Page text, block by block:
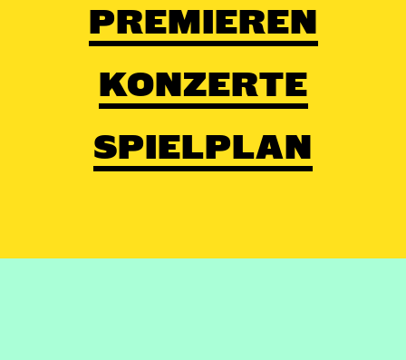
PREMIEREN
KONZERTE
SPIELPLAN